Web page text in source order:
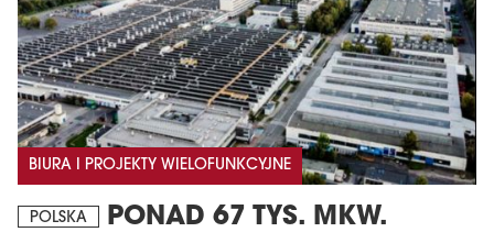
BIURA I PROJEKTY WIELOFUNKCYJNE
POLSKA
PONAD 67 TYS. MKW.